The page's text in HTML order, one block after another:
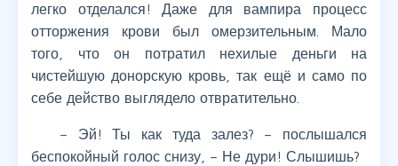
легко отделался! Даже для вампира процесс
отторжения крови был омерзительным. Мало
того, что он потратил нехилые деньги на
чистейшую донорскую кровь, так ещё и само по
себе действо выглядело отвратительно.
– Эй! Ты как туда залез? – послышался
беспокойный голос снизу, – Не дури! Слышишь?